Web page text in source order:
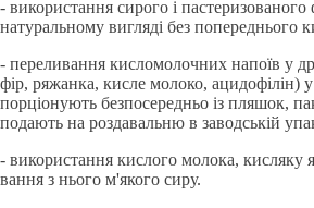
- використання сирого i
натуральному виглядi без попереднього
- переливання кисломолочних напоїв у
фiр, ряжанка, кисле молоко, ацидофiлiн) у
порцiонують безпосередньо iз пляшок,
пода­ють на роздавальню в заводськiй
- використання кислого молока,
вання з нього м'якого сиру.